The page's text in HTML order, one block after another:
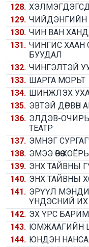
128.
129. ЧИЙДЭНГИЙН
130. ЧИН ВАН
131. ЧИНГИС
БУУДАЛ
132. ЧИНГЭЛТЭЙ
133. ШАРГА МОРЬТ
134. ШИНЖЛЭХ
135. ЭВТЭЙ ДӨРВӨН
136. ЭЛДЭВ-
ТЕАТР
137. ЭМНЭГ
138. ЭМЭЭ ӨВӨӨ
139. ЭНХ ТАЙВНЫ
140. ЭНХ ТАЙВНЫ
141. ЭРҮҮЛ
ҮНДЭСНИЙ ИХ
142. ЭХ ҮРС
143. ЮМЖААГИЙН
144. ЮНДЭН